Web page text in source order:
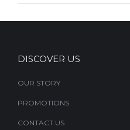
DISCOVER US
OUR STORY
PROMOTIONS
CONTACT US